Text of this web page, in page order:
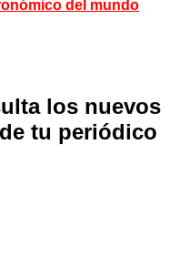
del mundo
los nuevos
tu periódico